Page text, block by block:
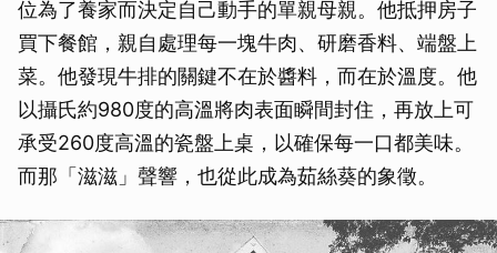
位為了養家而決定自己動手的單親母親。他抵押房子
買下餐館，親自處理每一塊牛肉、研磨香料、端盤上
菜。他發現牛排的關鍵不在於醬料，而在於溫度。他
以攝氏約980度的高溫將肉表面瞬間封住，再放上可
承受260度高溫的瓷盤上桌，以確保每一口都美味。
而那「滋滋」聲響，也從此成為茹絲葵的象徵。